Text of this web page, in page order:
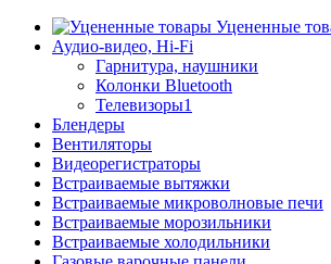
Уцененные
Аудио-видео, Hi-Fi
Гарнитура, наушники
Колонки Bluetooth
Телевизоры1
Блендеры
Вентиляторы
Видеорегистраторы
Встраиваемые вытяжки
Встраиваемые микроволновые печи
Встраиваемые морозильники
Встраиваемые холодильники